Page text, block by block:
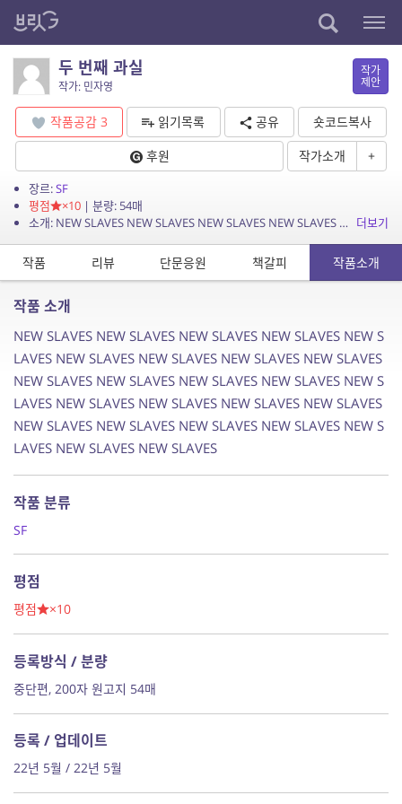
두 번째 과실
작가: 민자영
작가
제안
작품공감 3 읽기목록 공유
숏코드복사
후원
작가소개 +
장르:SF
평점
×10| 분량: 54매
소개: NEW SLAVES NEW SLAVES NEW SLAVES NEW SLAVES NEW SLAVES NEW SLAVES NEW SLAVES NEW SLAVES NEW SLAVES N... 더보기
작품 리뷰 단문응원 책갈피 작품소개
작품 소개
NEW SLAVES NEW SLAVES NEW SLAVES NEW SLAVES NEW S
LAVES NEW SLAVES NEW SLAVES NEW SLAVES NEW SLAVES
NEW SLAVES NEW SLAVES NEW SLAVES NEW SLAVES NEW S
LAVES NEW SLAVES NEW SLAVES NEW SLAVES NEW SLAVES
NEW SLAVES NEW SLAVES NEW SLAVES NEW SLAVES NEW S
LAVES NEW SLAVES NEW SLAVES
작품 분류
SF
평점
평점 ×10
등록방식 / 분량
중단편, 200자 원고지 54매
등록 / 업데이트
22년 5월 / 22년 5월